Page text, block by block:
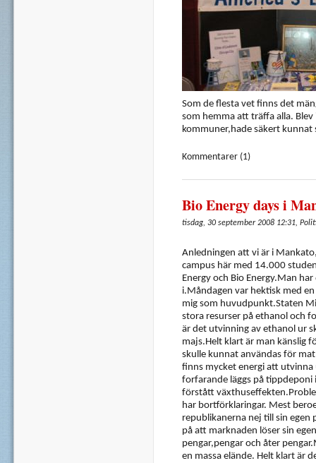
Som de flesta vet finns det
som hemma att träffa alla.
kommuner,hade säkert kunnat
Kommentarer (1)
Bio Energy days i
tisdag, 30 september 2008 12:31,
Anledningen att vi är i
campus här med 14.000
Energy och Bio Energy.Man
i.Måndagen var hektisk med
mig som huvudpunkt.Staten
stora resurser på ethanol och
är det utvinning av ethanol ur
majs.Helt klart är man känslig
skulle kunnat användas för
finns mycket energi att utvinna
forfarande läggs på tippdeponi
förstått
har bortförklaringar. Mest
republikanerna nej till sin
på att marknaden löser sin
pengar,pengar och åter
en massa elände. Helt klart är